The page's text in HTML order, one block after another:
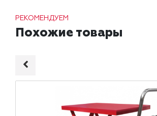
РЕКОМЕНДУЕМ
Похожие товары